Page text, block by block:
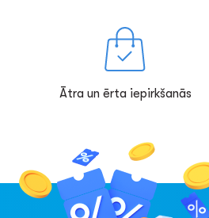
Ātra un ērta iepirkšanās